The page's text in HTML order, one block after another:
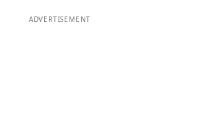
ADVERTISEMENT